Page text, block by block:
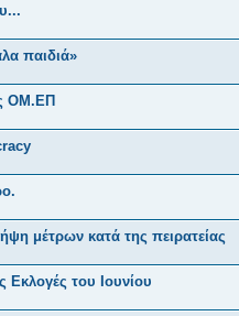
παιδιά»
ΟΜ.ΕΠ
μέτρων κατά της πειρατείας
Εκλογές του Ιουνίου